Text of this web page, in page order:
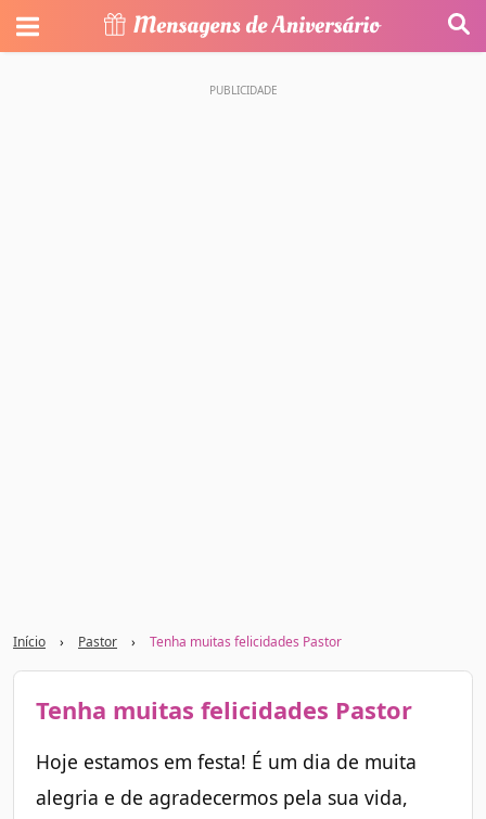
Início › Pastor › Tenha muitas felicidades Pastor
Tenha muitas felicidades Pastor
Hoje estamos em festa! É um dia de muita
alegria e de agradecermos pela sua vida,